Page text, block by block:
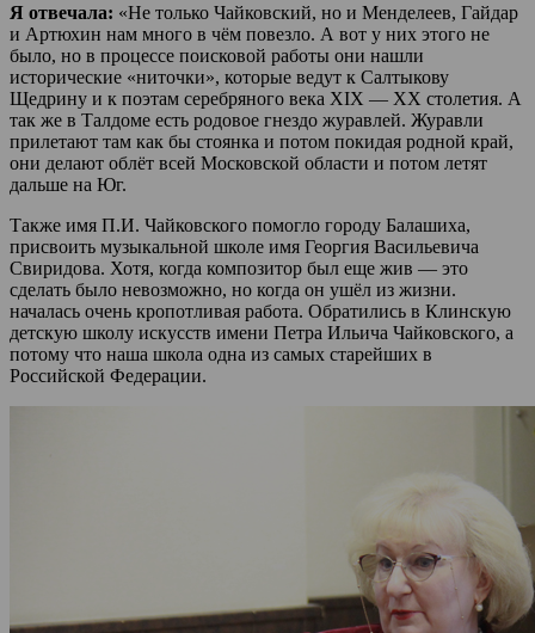
Я отвечала: «Не только Чайковский, но и Менделеев, Гайдар
и Артюхин нам много в чём повезло. А вот у них этого не
было, но в процессе поисковой работы они нашли
исторические «ниточки», которые ведут к Салтыкову
Щедрину и к поэтам серебряного века XIX — XX столетия. А
так же в Талдоме есть родовое гнездо журавлей. Журавли
прилетают там как бы стоянка и потом покидая родной край,
они делают облёт всей Московской области и потом летят
дальше на Юг.
Также имя П.И. Чайковского помогло городу Балашиха,
присвоить музыкальной школе имя Георгия Васильевича
Свиридова. Хотя, когда композитор был еще жив — это
сделать было невозможно, но когда он ушёл из жизни.
началась очень кропотливая работа. Обратились в Клинскую
детскую школу искусств имени Петра Ильича Чайковского, а
потому что наша школа одна из самых старейших в
Российской Федерации.